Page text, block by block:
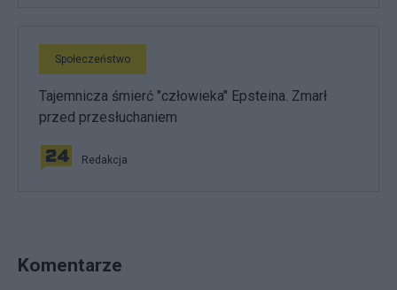
Społeczeństwo
Tajemnicza śmierć "człowieka" Epsteina. Zmarł
przed przesłuchaniem
Redakcja
Komentarze